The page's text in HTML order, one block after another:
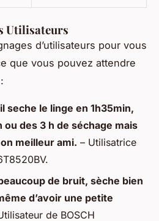
Utilisateurs
d’utilisateurs pour vous
que vous pouvez attendre
seche le linge en 1h35min,
ou des 3 h de séchage mais
meilleur ami. – Utilisatrice
de bruit, sèche bien
d’avoir une petite
de BOSCH